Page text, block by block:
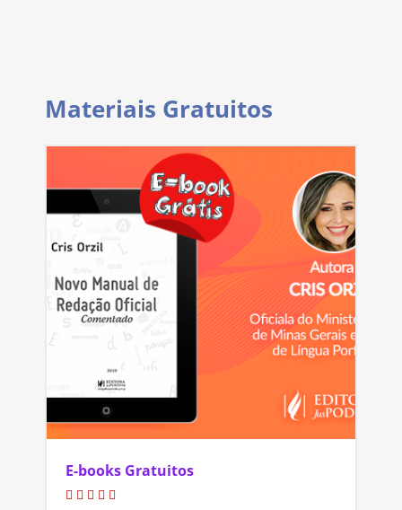
Materiais Gratuitos
E-books Gratuitos